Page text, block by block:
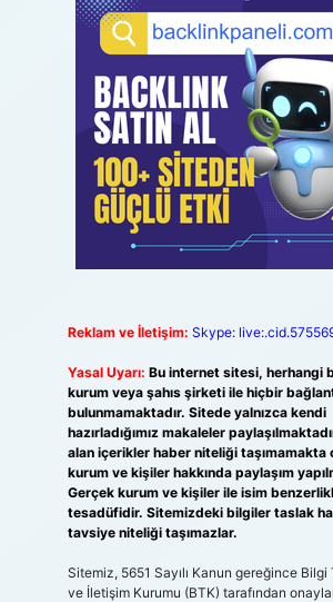
Reklam ve İletişim: Skype:
Yasal Uyarı: Bu internet sitesi, herhangi
kurum veya şahıs şirketi ile hiçbir
bulunmamaktadır. Sitede yalnızca kendi
hazırladığımız makaleler
alan içerikler haber niteliği taşımamakta
kurum ve kişiler hakkında paylaşım
Gerçek kurum ve kişiler ile isim
tesadüfidir. Sitemizdeki bilgiler taslak
tavsiye niteliği taşımazlar.
Sitemiz, 5651 Sayılı Kanun gereğince
ve İletişim Kurumu (BTK) tarafından